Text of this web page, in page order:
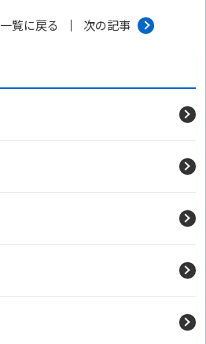
一覧に戻る 次の記事